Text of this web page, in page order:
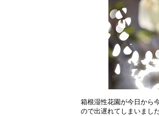
箱根湿性花園が今日から
ので出遅れてしまいまし